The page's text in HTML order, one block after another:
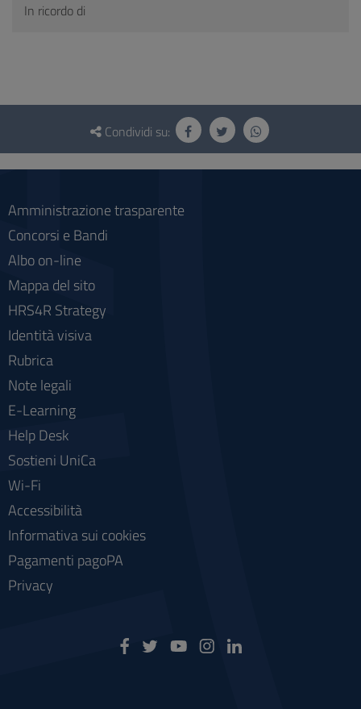
In ricordo di
Questionario
social
Condividi su:
Amministrazione trasparente
Concorsi e Bandi
Albo on-line
Mappa del sito
HRS4R Strategy
Identità visiva
Rubrica
Note legali
E-Learning
Help Desk
Sostieni UniCa
Wi-Fi
Accessibilità
Informativa sui cookies
Pagamenti pagoPA
Privacy